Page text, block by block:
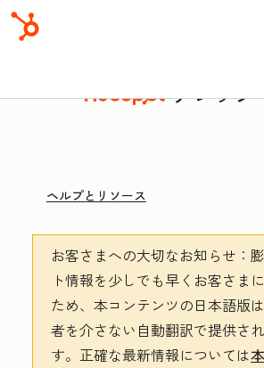
ナレッジ
ヘルプとリソース
お客さまへの大切なお知らせ ：
ト情報を少しでも早くお客さま
ため、本コンテンツの日本語版
者を介さない自動翻訳で提供さ
す。 正確な最新情報については